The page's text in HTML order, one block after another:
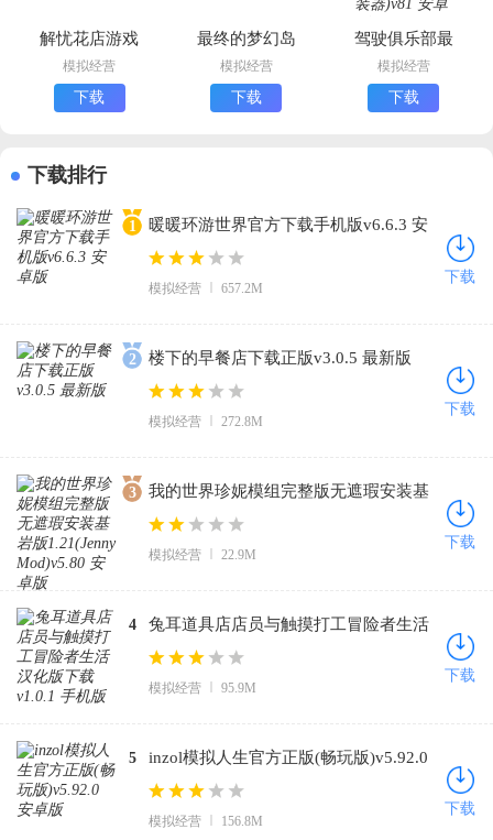
解忧花店游戏
中文版下载
模拟经营
下载
最终的梦幻岛
安卓版下载
模拟经营
下载
驾驶俱乐部最
新版下载
(Drive Club
MultiPlayer安
模拟经营
下载
下载排行
1
暖暖环游世界官方下载手机版v6.6.3 安
卓版
模拟经营 657.2M
下载
2 楼下的早餐店下载正版v3.0.5 最新版
模拟经营 272.8M
下载
3
我的世界珍妮模组完整版无遮瑕安装基
岩版1.21(Jenny Mod)v5.80 安卓版
模拟经营 22.9M
下载
4
兔耳道具店店员与触摸打工冒险者生活
汉化版下载v1.0.1 手机版
模拟经营 95.9M
下载
5
inzol模拟人生官方正版(畅玩版)v5.92.0
安卓版
模拟经营 156.8M
下载